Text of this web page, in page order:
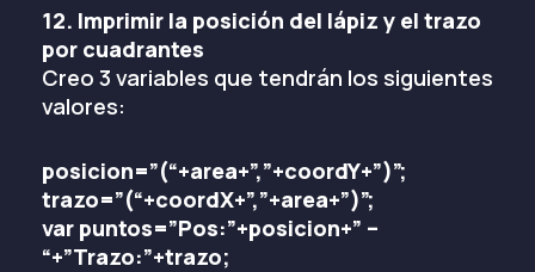
12. Imprimir la posición del lápiz y el trazo
por cuadrantes
Creo 3 variables que tendrán los siguientes
valores:
posicion=”(“+area+”,”+coordY+”)”;
trazo=”(“+coordX+”,”+area+”)”;
var puntos=”Pos:”+posicion+” –
“+”Trazo:”+trazo;